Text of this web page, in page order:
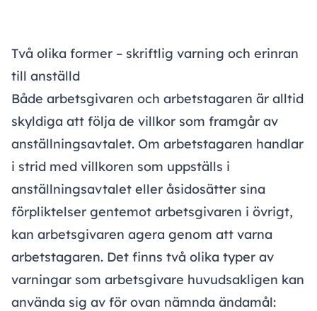
Två olika former – skriftlig varning och erinran
till anställd
Både arbetsgivaren och arbetstagaren är alltid
skyldiga att följa de villkor som framgår av
anställningsavtalet. Om arbetstagaren handlar
i strid med villkoren som uppställs i
anställningsavtalet eller åsidosätter sina
förpliktelser gentemot arbetsgivaren i övrigt,
kan arbetsgivaren agera genom att varna
arbetstagaren. Det finns två olika typer av
varningar som arbetsgivare huvudsakligen kan
använda sig av för ovan nämnda ändamål: